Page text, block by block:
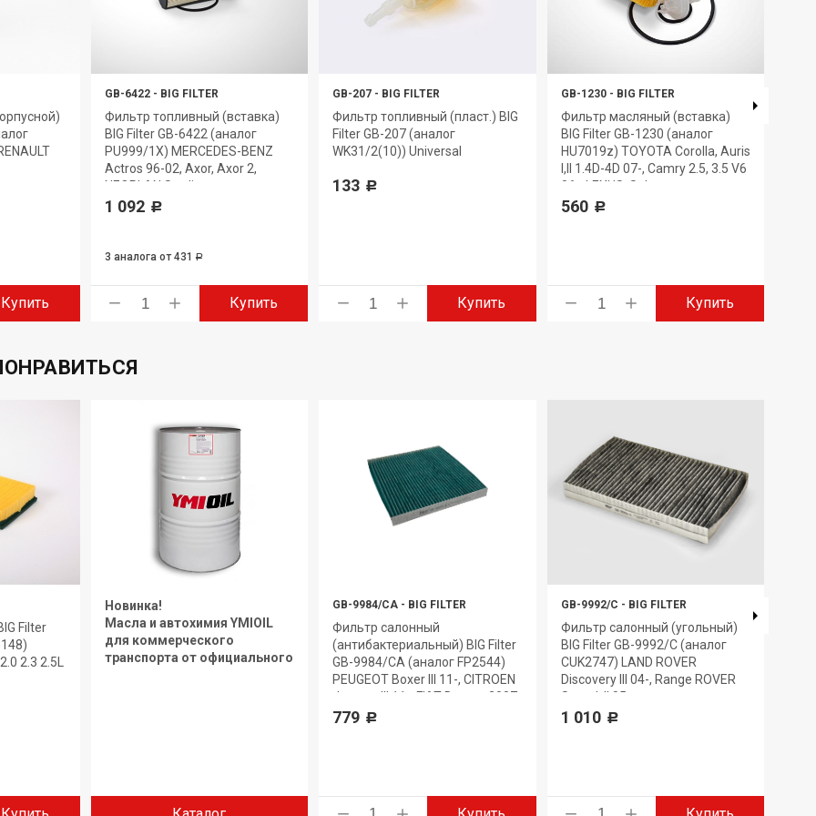
Купить
GB-6422 - BIG FILTER
Фильтр топливный (вставка)
BIG Filter GB-6422 (аналог
PU999/1X) MERCEDES-BENZ
Actros 96-02, Axor, Axor 2,
NEOPLAN Starliner
1 092 Р
3 аналога от 431 Р
Купить
GB-207 - BIG FILTER
Фильтр топливный (пласт.) BIG
Filter GB-207 (аналог
WK31/2(10)) Universal
133 Р
Купить
GB-1230 - BIG FILTER
Фильтр масляный (вставка)
BIG Filter GB-1230 (аналог
HU7019z) TOYOTA Corolla, Auris
I,II 1.4D-4D 07-, Camry 2.5, 3.5 V6
06-, LEXUS, Subaru
560 Р
Купить
Filter
2.3 2.5L
Новинка!
Масла и автохимия YMIOIL
для коммерческого
транспорта от официального
GB-9984/CA - BIG FILTER
Фильтр салонный
(антибактериальный) BIG Filter
GB-9984/CA (аналог FP2544)
PEUGEOT Boxer III 11-, CITROEN
Jumper III 11-, FIAT Ducato 2007
09-
779 Р
GB-9992/C - BIG FILTER
Фильтр салонный (угольный)
BIG Filter GB-9992/C (аналог
CUK2747) LAND ROVER
Discovery III 04-, Range ROVER
Sport I, II 05-
1 010 Р